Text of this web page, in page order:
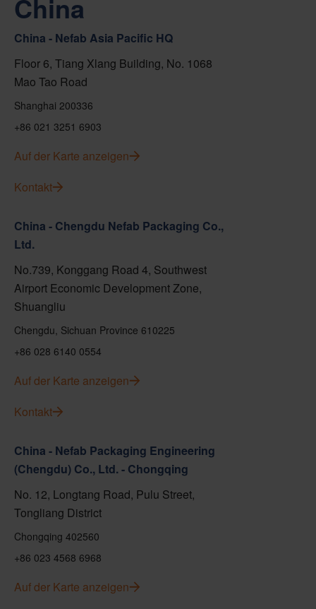
China
China - Nefab Asia Pacific HQ
Floor 6, Tiang Xlang Building, No. 1068
Mao Tao Road
Shanghai 200336
+86 021 3251 6903
Auf der Karte anzeigen
Kontakt
China - Chengdu Nefab Packaging Co.,
Ltd.
No.739, Konggang Road 4, Southwest
Airport Economic Development Zone,
Shuangliu
Chengdu, Sichuan Province 610225
+86 028 6140 0554
Auf der Karte anzeigen
Kontakt
China - Nefab Packaging Engineering
(Chengdu) Co., Ltd. - Chongqing
No. 12, Longtang Road, Pulu Street,
Tongliang District
Chongqing 402560
+86 023 4568 6968
Auf der Karte anzeigen